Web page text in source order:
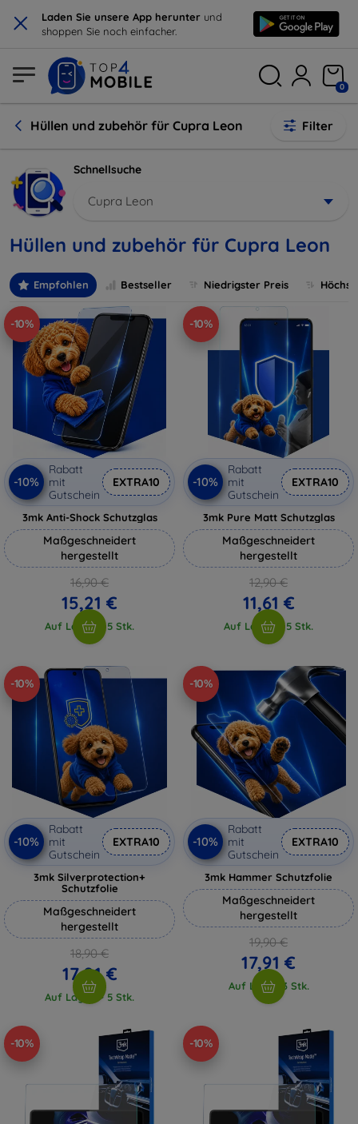
× Laden Sie unsere App herunter und
shoppen Sie noch einfacher.
0
Hüllen und zubehör für Cupra Leon Filter
Schnellsuche
Cupra Leon
Hüllen und zubehör für Cupra Leon
Empfohlen Bestseller Niedrigster Preis
-10%
-10%
Rabatt
mit
Gutschein
EXTRA10
3mk Anti-Shock Schutzglas
Maßgeschneidert
hergestellt
16,90 €
15,21 €
Auf Lager > 5 Stk.
-10%
-10%
Rabatt
mit
Gutschein
EXTRA10
3mk Pure Matt Schutzglas
Maßgeschneidert
hergestellt
12,90 €
11,61 €
Auf Lager > 5 Stk.
-10%
-10%
Rabatt
mit
Gutschein
EXTRA10
3mk Silverprotection+
Schutzfolie
Maßgeschneidert
hergestellt
18,90 €
17,01 €
Auf Lager > 5 Stk.
-10%
-10%
Rabatt
mit
Gutschein
EXTRA10
3mk Hammer Schutzfolie
Maßgeschneidert
hergestellt
19,90 €
17,91 €
Auf Lager 3 Stk.
-10% -10%